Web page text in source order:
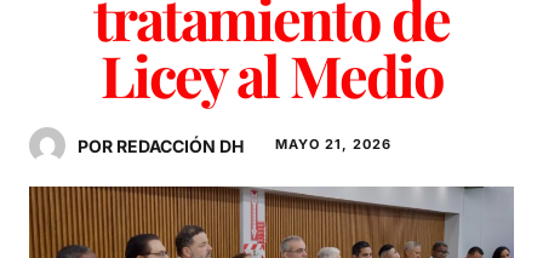
tratamiento de
Licey al Medio
POR REDACCIÓN DH MAYO 21, 2026